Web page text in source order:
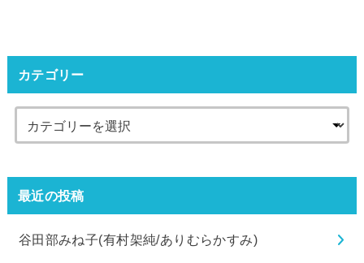
カテゴリー
最近の投稿
谷田部みね子(有村架純/ありむらかすみ)